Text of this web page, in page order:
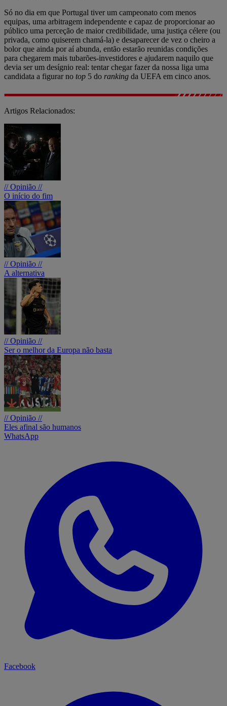
Só no dia em que Portugal tiver um campeonato com menos
equipas, uma arbitragem independente e capaz de proporcionar ao
público uma perceção de maior credibilidade, uma justiça célere (ou
privada, como quiserem chamá-la) e desaparecer de vez o cheiro a
bolor que ainda por aí abunda, então estarão reunidas condições
para chegarem mais tubarões-investidores e ajudarem naquilo que
devia ser um desígnio real: tentar chegar fazer da nossa liga uma
candidata a figurar no top 5 do ranking da UEFA em cinco anos.
Artigos Relacionados:
// Opinião //
O início do fim
// Opinião //
A alternativa
// Opinião //
Ser o melhor da Europa não basta
// Opinião //
Eles afinal são humanos
WhatsApp
Facebook